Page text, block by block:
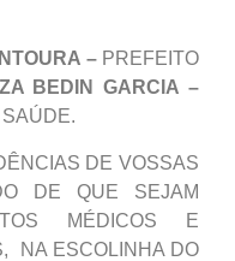
– PREFEITO
BEDIN GARCIA –
DE VOSSAS
DE QUE SEJAM
MÉDICOS E
NA ESCOLINHA DO